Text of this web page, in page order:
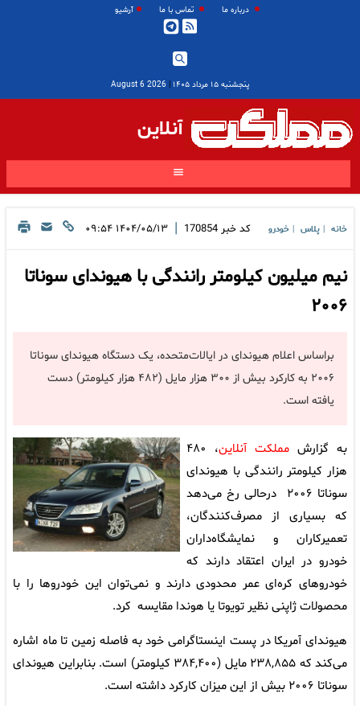
درباره ما تماس با ما آرشیو
پنجشنبه ۱۵ مرداد ۱۴۰۵ |
2026 August 6
آنلاین
خانه پلاس خودرو کد خبر 170854
| ۱۴۰۴/۰۵/۱۳ ۰۹:۵۴
نیم میلیون کیلومتر رانندگی با هیوندای سوناتا
۲۰۰۶
براساس اعلام هیوندای در ایالات‌متحده، یک دستگاه هیوندای سوناتا
۲۰۰۶ به کارکرد بیش از ۳۰۰ هزار مایل (۴۸۲ هزار کیلومتر) دست
یافته است.
به گزارش مملکت آنلاین
، ۴۸۰
هزار کیلومتر رانندگی با هیوندای
سوناتا ۲۰۰۶ درحالی رخ می‌دهد
که بسیاری از مصرف‌کنندگان،
تعمیرکاران و نمایشگاه‌داران
خودرو در ایران اعتقاد دارند که
خودروهای کره‌ای عمر محدودی دارند و نمی‌توان این خودروها را با
محصولات ژاپنی نظیر تویوتا یا هوندا مقایسه کرد.
هیوندای آمریکا در پست اینستاگرامی خود به فاصله زمین تا ماه اشاره
می‌کند که ۲۳۸,۸۵۵ مایل (۳۸۴,۴۰۰ کیلومتر) است. بنابراین هیوندای
سوناتا ۲۰۰۶ بیش از این میزان کارکرد داشته است.